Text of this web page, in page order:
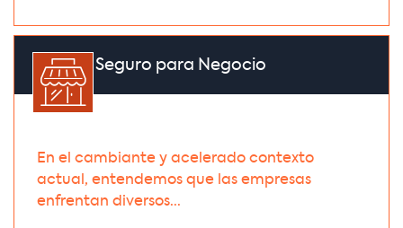
Seguro para Negocio
En el cambiante y acelerado contexto
actual, entendemos que las empresas
enfrentan diversos...